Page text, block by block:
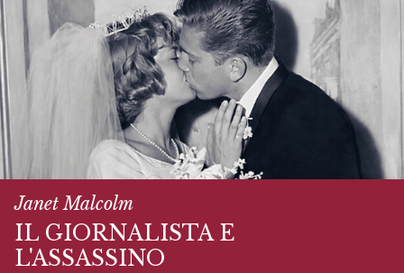
Janet Malcolm
IL GIORNALISTA E
L'ASSASSINO